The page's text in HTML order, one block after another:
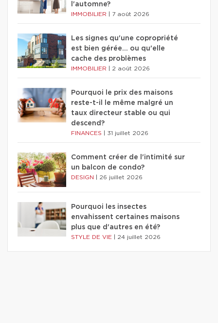
l'automne?
IMMOBILIER 7 août 2026
Les signes qu'une copropriété
est bien gérée… ou qu'elle
cache des problèmes
IMMOBILIER 2 août 2026
Pourquoi le prix des maisons
reste-t-il le même malgré un
taux directeur stable ou qui
descend?
FINANCES 31 juillet 2026
Comment créer de l'intimité sur
un balcon de condo?
DESIGN 26 juillet 2026
Pourquoi les insectes
envahissent certaines maisons
plus que d'autres en été?
STYLE DE VIE 24 juillet 2026